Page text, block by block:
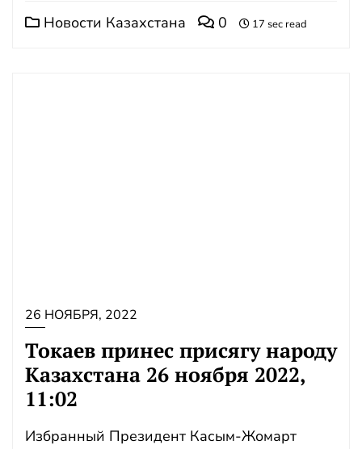
Новости Казахстана 0 17 sec read
26 НОЯБРЯ, 2022
Токаев принес присягу народу
Казахстана 26 ноября 2022,
11:02
Избранный Президент Касым-Жомарт